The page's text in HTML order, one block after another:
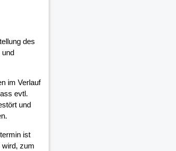
des
und
im Verlauf
evtl.
und
ist
wird, zum